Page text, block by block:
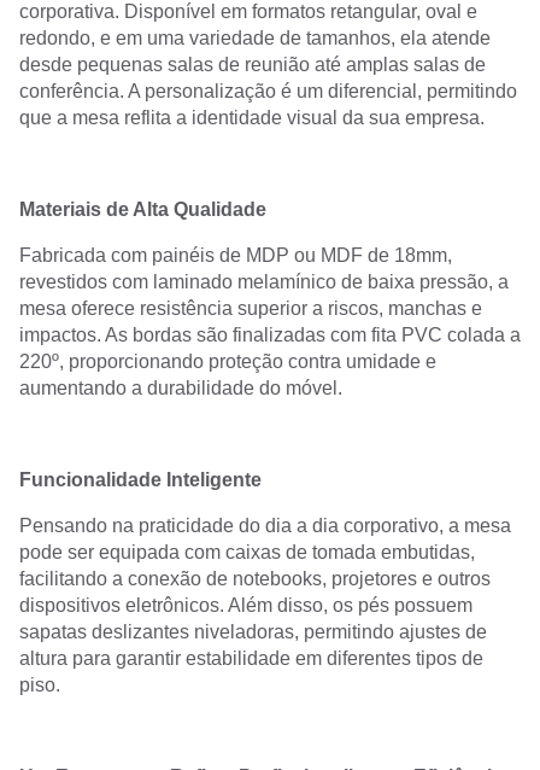
corporativa. Disponível em formatos retangular, oval e
redondo, e em uma variedade de tamanhos, ela atende
desde pequenas salas de reunião até amplas salas de
conferência. A personalização é um diferencial, permitindo
que a mesa reflita a identidade visual da sua empresa.
Materiais de Alta Qualidade
Fabricada com painéis de MDP ou MDF de 18mm,
revestidos com laminado melamínico de baixa pressão, a
mesa oferece resistência superior a riscos, manchas e
impactos. As bordas são finalizadas com fita PVC colada a
220º, proporcionando proteção contra umidade e
aumentando a durabilidade do móvel.
Funcionalidade Inteligente
Pensando na praticidade do dia a dia corporativo, a mesa
pode ser equipada com caixas de tomada embutidas,
facilitando a conexão de notebooks, projetores e outros
dispositivos eletrônicos. Além disso, os pés possuem
sapatas deslizantes niveladoras, permitindo ajustes de
altura para garantir estabilidade em diferentes tipos de
piso.